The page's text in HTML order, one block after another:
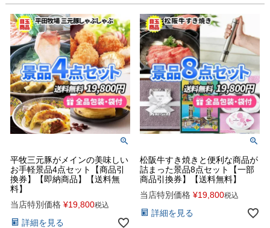
平牧三元豚がメインの美味しい
お手軽景品4点セット【商品引
換券】【即納商品】【送料無
料】
当店特別価格 ¥19,800税込
詳細を見る
松阪牛すき焼きと便利な商品が
詰まった景品8点セット【一部
商品引換券】【送料無料】
当店特別価格 ¥19,800税込
詳細を見る